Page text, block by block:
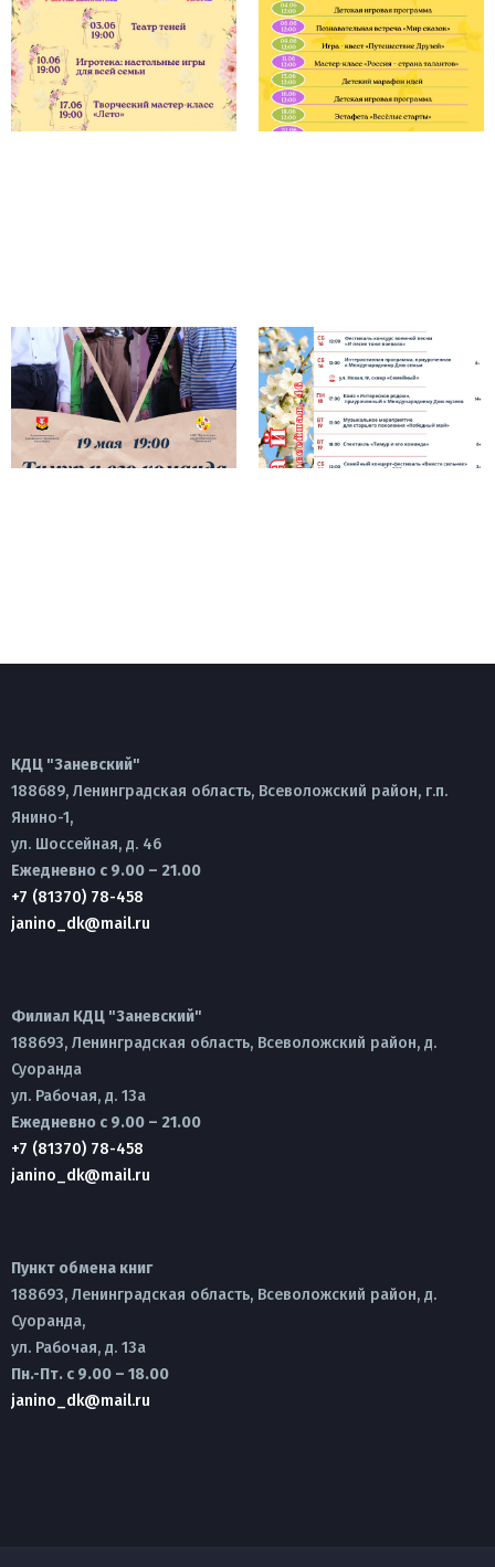
КДЦ "Заневский"
188689, Ленинградская область, Всеволожский район, г.п.
Янино-1,
ул. Шоссейная, д. 46
Ежедневно с 9.00 – 21.00
+7 (81370) 78-458
janino_dk@mail.ru
Филиал КДЦ "Заневский"
188693, Ленинградская область, Всеволожский район, д.
Суоранда
ул. Рабочая, д. 13а
Ежедневно с 9.00 – 21.00
+7 (81370) 78-458
janino_dk@mail.ru
Пункт обмена книг
188693, Ленинградская область, Всеволожский район, д.
Суоранда,
ул. Рабочая, д. 13а
Пн.-Пт. с 9.00 – 18.00
janino_dk@mail.ru